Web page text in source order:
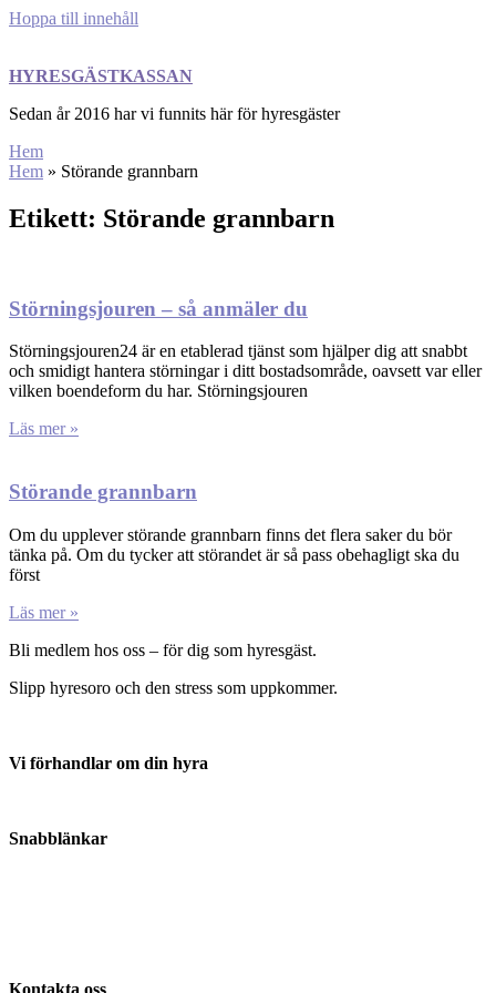
Hoppa till innehåll
HYRESGÄSTKASSAN
Sedan år 2016 har vi funnits här för hyresgäster
Hem
Hem » Störande grannbarn
Etikett: Störande grannbarn
Störningsjouren – så anmäler du
Störningsjouren24 är en etablerad tjänst som hjälper dig att snabbt
och smidigt hantera störningar i ditt bostadsområde, oavsett var eller
vilken boendeform du har. Störningsjouren
Läs mer »
Störande grannbarn
Om du upplever störande grannbarn finns det flera saker du bör
tänka på. Om du tycker att störandet är så pass obehagligt ska du
först
Läs mer »
Bli medlem hos oss – för dig som hyresgäst.
Slipp hyresoro och den stress som uppkommer.
Vi förhandlar om din hyra
Snabblänkar
Kontakta oss